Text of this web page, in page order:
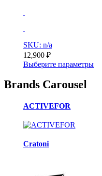
SKU: n/a
12,900 ₽
Выберите параметры
Brands Carousel
ACTIVEFOR
Cratoni